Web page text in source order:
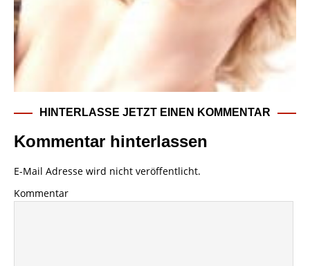
HINTERLASSE JETZT EINEN KOMMENTAR
Kommentar hinterlassen
E-Mail Adresse wird nicht veröffentlicht.
Kommentar